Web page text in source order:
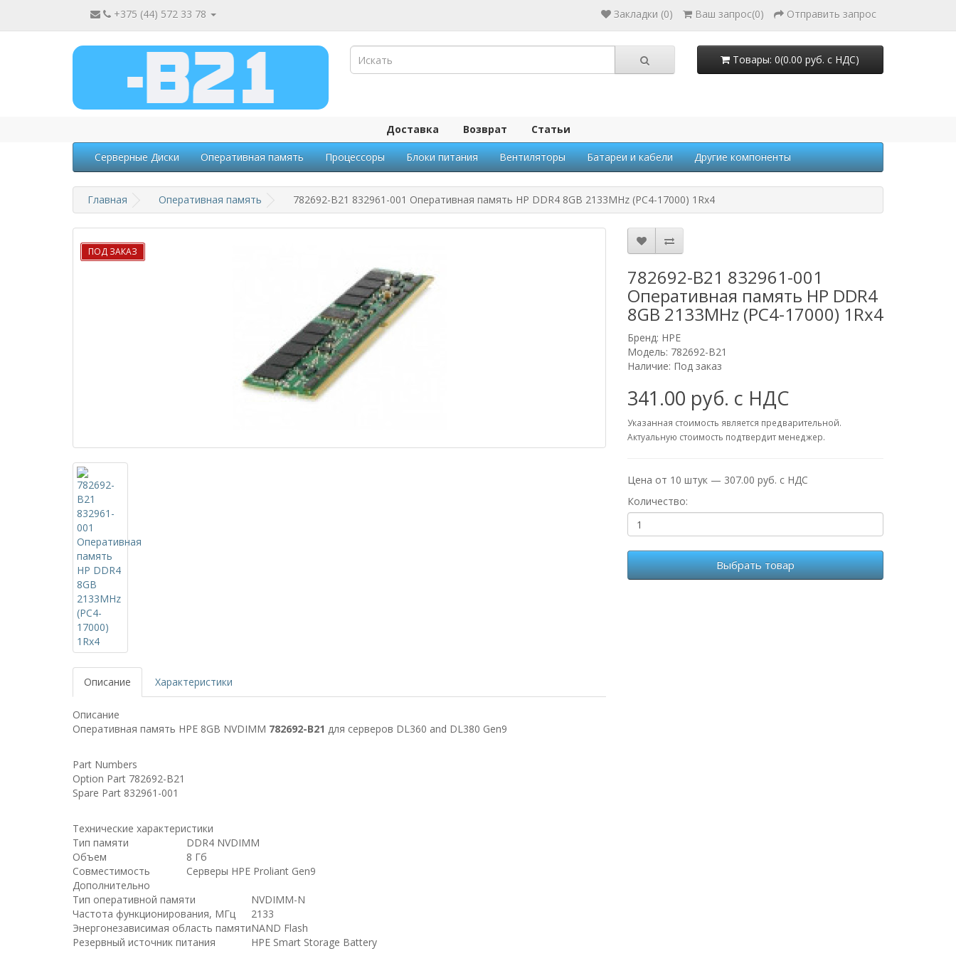
+375 (44) 572 33 78 Закладки (0) Ваш запрос(0) Отправить запрос
Товары: 0(0.00 руб. с НДС)
Доставка Возврат Статьи
Серверные Диски Оперативная память Процессоры Блоки питания Вентиляторы Батареи и кабели Другие компоненты
Главная Оперативная память 782692-B21 832961-001 Оперативная память HP DDR4 8GB 2133MHz (PC4-17000) 1Rx4
ПОД ЗАКАЗ
Описание Характеристики
Описание
Оперативная память HPE 8GB NVDIMM 782692-B21 для серверов DL360 and DL380 Gen9
Part Numbers
Option Part 782692-B21
Spare Part 832961-001
Технические характеристики
Тип памяти
DDR4 NVDIMM
Объем
8 Гб
Совместимость
Серверы HPE Proliant Gen9
Дополнительно
Тип оперативной памяти
NVDIMM-N
Частота функционирования, МГц
2133
Энергонезависимая область памятиNAND Flash
Резервный источник питания
HPE Smart Storage Battery
782692-B21 832961-001
Оперативная память HP DDR4
8GB 2133MHz (PC4-17000) 1Rx4
Бренд: HPE
Модель: 782692-B21
Наличие: Под заказ
341.00 руб. с НДС
Указанная стоимость является предварительной.
Актуальную стоимость подтвердит менеджер.
Цена от 10 штук — 307.00 руб. с НДС
Количество:
Выбрать товар